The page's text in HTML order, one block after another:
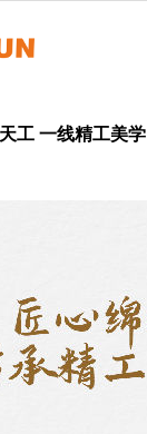
工 一线精工美学